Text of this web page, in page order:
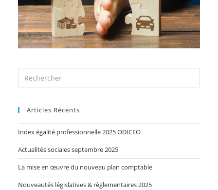
Articles Récents
Index égalité professionnelle 2025 ODICEO
Actualités sociales septembre 2025
La mise en œuvre du nouveau plan comptable
Nouveautés législatives & règlementaires 2025